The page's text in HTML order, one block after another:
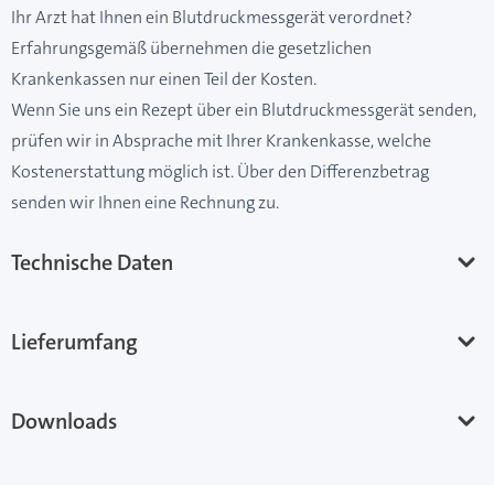
Ihr Arzt hat Ihnen ein Blutdruckmessgerät verordnet?
Erfahrungsgemäß übernehmen die gesetzlichen
Krankenkassen nur einen Teil der Kosten.
Wenn Sie uns ein Rezept über ein Blutdruckmessgerät senden,
prüfen wir in Absprache mit Ihrer Krankenkasse, welche
Kostenerstattung möglich ist. Über den Differenzbetrag
senden wir Ihnen eine Rechnung zu.
Technische Daten
Lieferumfang
Downloads